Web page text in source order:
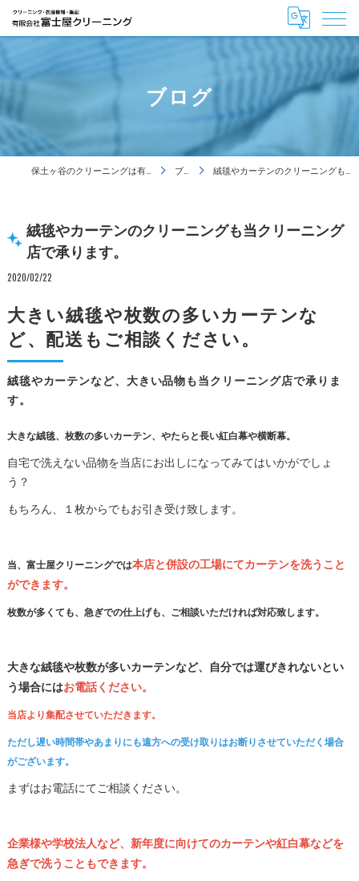
ブログ
保土ヶ谷のクリーニングは有限会社富士屋クリーニング ブログ 絨毯やカーテンのクリーニングも当クリーニング店で承ります。
絨毯やカーテンのクリーニングも当クリーニング
店で承ります。
2020/02/22
絨毯やカーテンなど、大きい品物も当クリーニング店で承りま
す。
大きい絨毯や枚数の多いカーテンな
ど、配送もご相談ください。
大きな絨毯、枚数の多いカーテン、やたらと長い紅白幕や横断幕。
自宅で洗えない品物を当店にお出しになってみてはいかがでしょ
う？
もちろん、１枚からでもお引き受け致します。
当、富士屋クリーニングでは本店と併設の工場にてカーテンを洗うこと
ができます。
枚数が多くても、急ぎでの仕上げも、ご相談いただければ対応致します。
大きな絨毯や枚数が多いカーテンなど、自分では運びきれないとい
う場合にはお電話ください。
当店より集配させていただきます。
ただし遅い時間帯やあまりにも遠方への受け取りはお断りさせていただく場合
がございます。
まずはお電話にてご相談ください。
企業様や学校法人など、新年度に向けてのカーテンや紅白幕などを
急ぎで洗うこともできます。